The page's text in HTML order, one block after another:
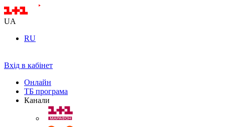
UA
RU
Вхід в кабінет
Онлайн
ТБ програма
Канали